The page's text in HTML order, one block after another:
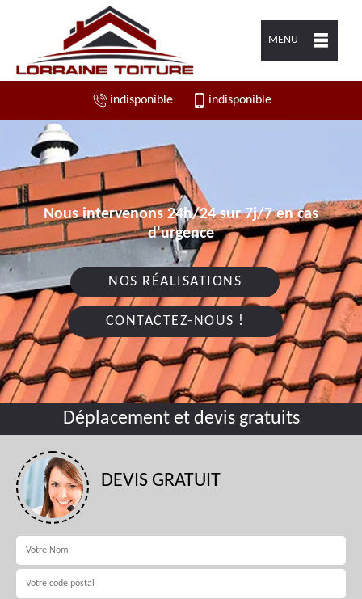
MENU
indisponible indisponible
Nous intervenons 24h/24 sur 7j/7 en cas
d'urgence
NOS RÉALISATIONS
CONTACTEZ-NOUS !
Déplacement et devis gratuits
DEVIS GRATUIT